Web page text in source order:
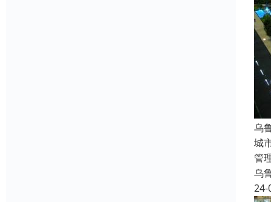
乌
城
管
乌
24-